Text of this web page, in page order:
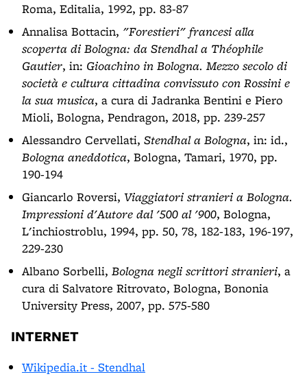
Roma, Editalia, 1992, pp. 83-87
Annalisa Bottacin, "Forestieri" francesi alla
scoperta di Bologna: da Stendhal a Théophile
Gautier, in: Gioachino in Bologna. Mezzo secolo di
società e cultura cittadina convissuto con Rossini e
la sua musica, a cura di Jadranka Bentini e Piero
Mioli, Bologna, Pendragon, 2018, pp. 239-257
Alessandro Cervellati, Stendhal a Bologna, in: id.,
Bologna aneddotica, Bologna, Tamari, 1970, pp.
190-194
Giancarlo Roversi, Viaggiatori stranieri a Bologna.
Impressioni d'Autore dal '500 al '900, Bologna,
L'inchiostroblu, 1994, pp. 50, 78, 182-183, 196-197,
229-230
Albano Sorbelli, Bologna negli scrittori stranieri, a
cura di Salvatore Ritrovato, Bologna, Bononia
University Press, 2007, pp. 575-580
INTERNET
Wikipedia.it - Stendhal